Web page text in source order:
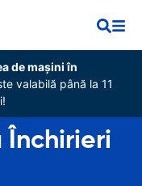
de mașini în
valabilă până la 11
Închirieri